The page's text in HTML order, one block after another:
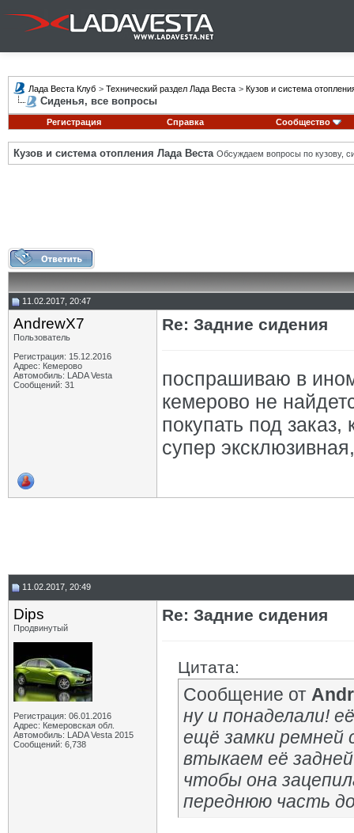
Лада Веста Клуб > Технический раздел Лада Веста > Кузов и система
Сиденья, все вопросы
Регистрация Справка Сообщество
Кузов и система отопления Лада Веста Обсуждаем вопросы по кузову,
11.02.2017, 20:47
AndrewX7
Пользователь
Регистрация: 15.12.2016
Адрес: Кемерово
Автомобиль: LADA Vesta
Сообщений: 31
Re: Задние сидения
поспрашиваю в
кемерово не
покупать под
супер
11.02.2017, 20:49
Dips
Продвинутый
Регистрация: 06.01.2016
Адрес: Кемеровская обл.
Автомобиль: LADA Vesta 2015
Сообщений: 6,738
Re: Задние сидения
Цитата:
Сообщение от
ну и понаделали!
ещё замки ремней
втыкаем её
чтобы она
переднюю часть